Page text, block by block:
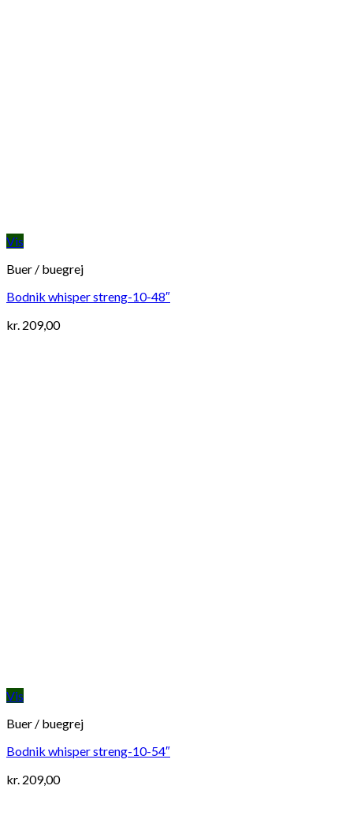
Vis
Buer / buegrej
Bodnik whisper streng-10-48″
kr. 209,00
Vis
Buer / buegrej
Bodnik whisper streng-10-54″
kr. 209,00